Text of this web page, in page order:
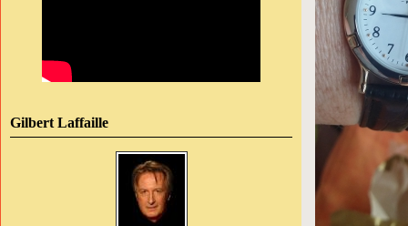
Gilbert Laffaille